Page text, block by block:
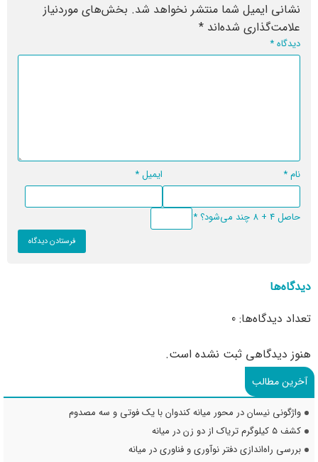
نشانی ایمیل شما منتشر نخواهد شد. بخش‌های موردنیاز
علامت‌گذاری شده‌اند *
دیدگاه*
نام* ایمیل*
حاصل 4 + 8 چند می‌شود؟ *
دیدگاه‌ها
تعداد دیدگاه‌ها: 0
هنوز دیدگاهی ثبت نشده است.
آخرین مطالب
واژگونی نیسان در محور میانه کندوان با یک فوتی و سه مصدوم
کشف ۵ کیلوگرم تریاک از دو زن در میانه
بررسی راه‌اندازی دفتر نوآوری و فناوری در میانه